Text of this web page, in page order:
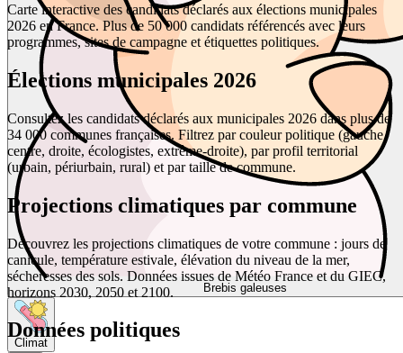
Brebis galeuses
Climat
Carte interactive des candidats déclarés aux élections municipales
2026 en France. Plus de 50 000 candidats référencés avec leurs
programmes, sites de campagne et étiquettes politiques.
Élections municipales 2026
Consultez les candidats déclarés aux municipales 2026 dans plus de
34 000 communes françaises. Filtrez par couleur politique (gauche,
centre, droite, écologistes, extrême-droite), par profil territorial
(urbain, périurbain, rural) et par taille de commune.
Projections climatiques par commune
Découvrez les projections climatiques de votre commune : jours de
canicule, température estivale, élévation du niveau de la mer,
sécheresses des sols. Données issues de Météo France et du GIEC,
horizons 2030, 2050 et 2100.
Données politiques